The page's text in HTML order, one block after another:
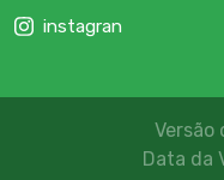
instagran
Versão
Data da